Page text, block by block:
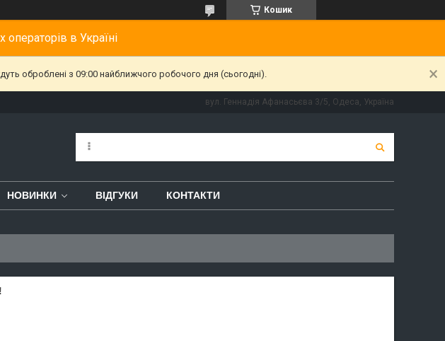
Кошик
в Україні
оброблені з 09:00 найближчого робочого дня (сьогодні).
вул. Геннадія Афанасьєва 3/5, Одеса, Україна
НОВИНКИ ВІДГУКИ КОНТАКТИ